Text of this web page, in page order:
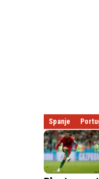
Spanje